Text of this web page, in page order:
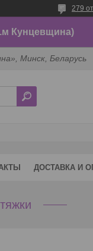
279
Кунцевщина)
Минск, Беларусь
ДОСТАВКА И